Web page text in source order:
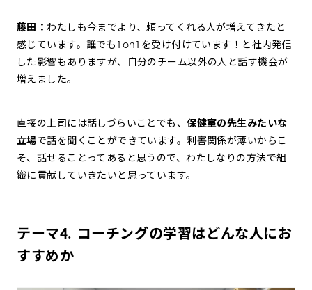
藤田： わたしも今までより、頼ってくれる人が増えてきたと
感じています。誰でも1on1を受け付けています！と社内発信
した影響もありますが、自分のチーム以外の人と話す機会が
増えました。
直接の上司には話しづらいことでも、保健室の先生みたいな
立場で話を聞くことができています。利害関係が薄いからこ
そ、話せることってあると思うので、わたしなりの方法で組
織に貢献していきたいと思っています。
テーマ4. コーチングの学習はどんな人にお
すすめか